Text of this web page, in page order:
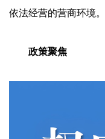
依法经营的营商环境。
政策聚焦